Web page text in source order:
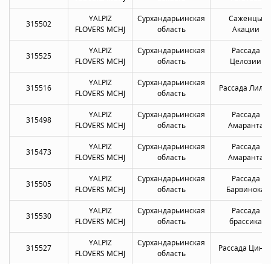
315502
YALPIZ
FLOVERS MCHJ
Сурхандарьинская
область
Саженцы
Акации
315525
YALPIZ
FLOVERS MCHJ
Сурхандарьинская
область
Рассада
Целозии
315516
YALPIZ
FLOVERS MCHJ
Сурхандарьинская
область
Рассада
315498
YALPIZ
FLOVERS MCHJ
Сурхандарьинская
область
Рассада
Амаранта
315473
YALPIZ
FLOVERS MCHJ
Сурхандарьинская
область
Рассада
Амаранта
315505
YALPIZ
FLOVERS MCHJ
Сурхандарьинская
область
Рассада
Барвинока
315530
YALPIZ
FLOVERS MCHJ
Сурхандарьинская
область
Рассада
брассика
315527
YALPIZ
FLOVERS MCHJ
Сурхандарьинская
область
Рассада